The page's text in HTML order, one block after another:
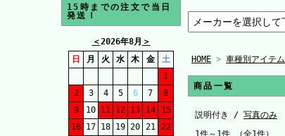
15時までの注文で当日
発送！
＜2026年8月 ＞
日
月 火 水 木 金
土
1
2
3 4 5 6 7
8
9
10 11 12 13 14
15
16 17 18 19 20 21
22
HOME > 車種別アイテム
商品一覧
説明付き / 写真のみ
1件～1件 （全1件）